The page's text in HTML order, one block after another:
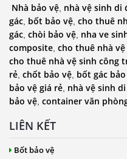
Nhà bảo vệ nhà vệ sinh di
gác bốt bảo vệ cho thuê
gác chòi bảo vệ nha ve
composite cho thuê nhà
cho thuê nhà vệ sinh công
rẻ chốt bảo vệ bốt gác
bảo vệ giá rẻ nhà vệ sinh
bảo vệ container văn
LIÊN KẾT
Bốt bảo vệ